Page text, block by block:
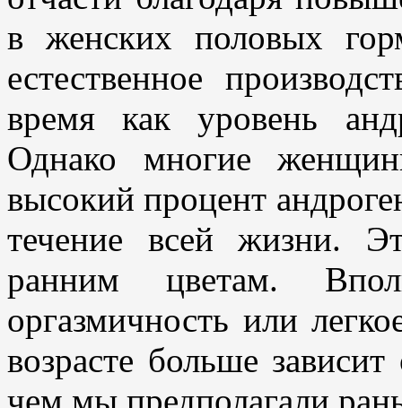
в женских половых
естественное
время как уровень
Однако многие
высокий процент
течение всей жизни.
ранним цветам.
оргазмичность или
возрасте больше
чем мы предполагали